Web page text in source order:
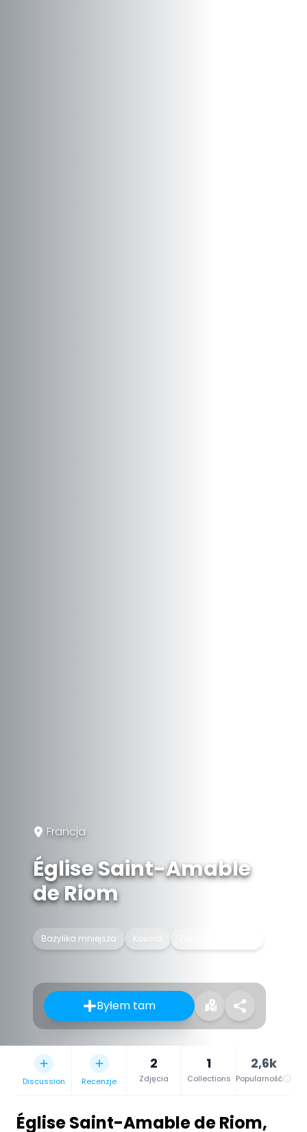
Francja
Église Saint-Amable
de Riom
Bazylika mniejsza Kościół
Byłem tam
Discussion Recenzje
2
Zdjęcia
1
Collections
2,6k
Popularność
Église Saint-Amable de Riom,